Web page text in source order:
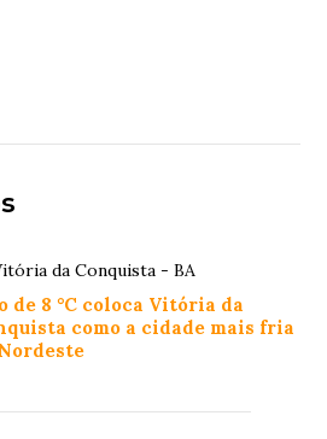
da Conquista - BA
de 8 °C coloca Vitória da
como a cidade mais fria